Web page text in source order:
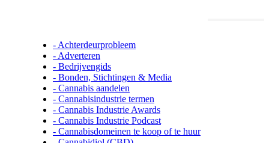
- Achterdeurprobleem
- Adverteren
- Bedrijvengids
- Bonden, Stichtingen & Media
- Cannabis aandelen
- Cannabisindustrie termen
- Cannabis Industrie Awards
- Cannabis Industrie Podcast
- Cannabisdomeinen te koop of te huur